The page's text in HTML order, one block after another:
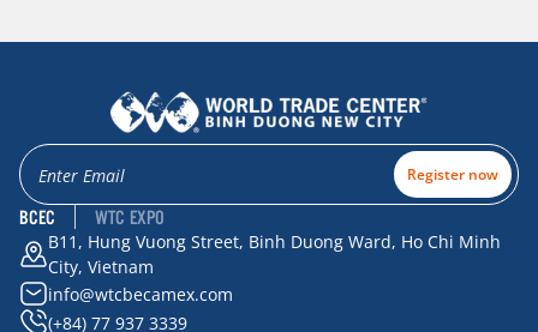
Register now
BCEC WTC EXPO
B11, Hung Vuong Street, Binh Duong Ward, Ho Chi Minh
City, Vietnam
info@wtcbecamex.com
(+84) 77 937 3339